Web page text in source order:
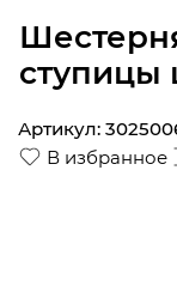
ступицы
В избранное
Артикул: